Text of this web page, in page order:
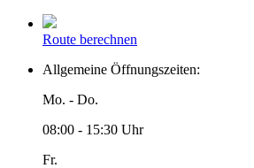
Route berechnen
Allgemeine Öffnungszeiten:
Mo. - Do.
08:00 - 15:30 Uhr
Fr.